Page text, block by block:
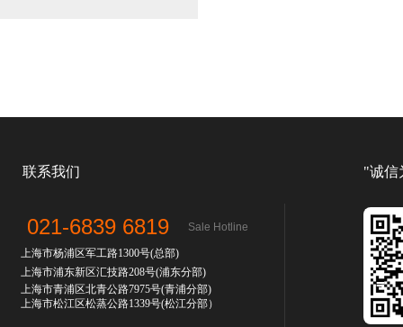
021-6839 6819
上海市杨浦区军工路1300号(总部)
上海市浦东新区汇技路208号(浦东分部)
上海市青浦区北青公路7975号(青浦分部)
上海市松江区松蒸公路1339号(松江分部）
联系我们
Sale Hotline
"诚信